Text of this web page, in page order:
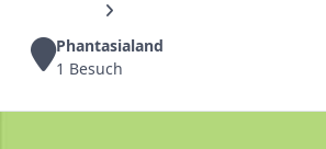
Phantasialand
1 Besuch